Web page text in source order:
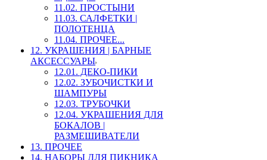
11.02. ПРОСТЫНИ
11.03. САЛФЕТКИ |
ПОЛОТЕНЦА
11.04. ПРОЧЕЕ...
12. УКРАШЕНИЯ | БАРНЫЕ
АКСЕССУАРЫ
12.01. ДЕКО-ПИКИ
12.02. ЗУБОЧИСТКИ И
ШАМПУРЫ
12.03. ТРУБОЧКИ
12.04. УКРАШЕНИЯ ДЛЯ
БОКАЛОВ |
РАЗМЕШИВАТЕЛИ
13. ПРОЧЕЕ
14. НАБОРЫ ДЛЯ ПИКНИКА